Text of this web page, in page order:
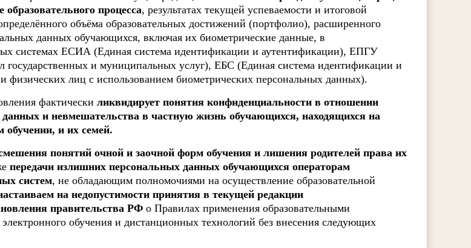
образовательного процесса, результатах текущей успеваемости и итоговой
объёма образовательных достижений (портфолио), расширенного
данных обучающихся, включая их биометрические данные, в
системах ЕСИА (Единая система идентификации и аутентификации), ЕПГУ
государственных и муниципальных услуг), ЕБС (Единая система идентификации и
физических лиц с использованием биометрических персональных данных).
фактическиликвидирует понятия конфиденциальности в отношении
и невмешательства в частную жизнь обучающихся, находящихся на
обучении, и их семей.
понятий очной и заочной форм обучения и лишения родителей права их
передачи излишних персональных данных обучающихся операторам
систем, не обладающим полномочиями на осуществление образовательной
на недопустимости принятия в текущей редакции
правительства РФ о Правилах применения образовательными
обучения и дистанционных технологий без внесения следующих